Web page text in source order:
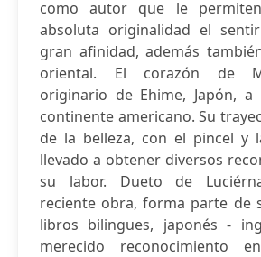
como autor que le
absoluta originalidad el
gran afinidad, además
oriental. El corazón de
originario de Ehime, Japón,
continente americano. Su
de la belleza, con el pincel y
llevado a obtener diversos
su labor. Dueto de
reciente obra, forma parte de
libros bilingues, japonés -
merecido reconocimiento